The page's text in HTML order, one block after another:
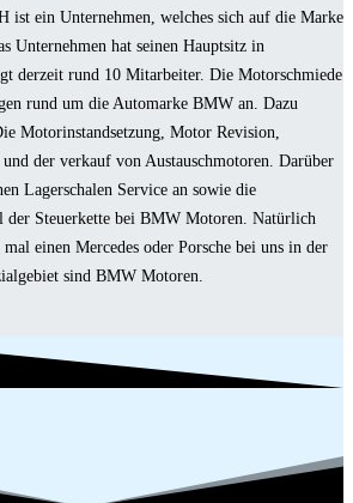
ist ein Unternehmen, welches sich auf die Marke
Unternehmen hat seinen Hauptsitz in
derzeit rund 10 Mitarbeiter. Die Motorschmiede
rund um die Automarke BMW an. Dazu
Motorinstandsetzung, Motor Revision,
der verkauf von Austauschmotoren. Darüber
Lagerschalen Service an sowie die
der Steuerkette bei BMW Motoren. Natürlich
einen Mercedes oder Porsche bei uns in der
sind BMW Motoren.